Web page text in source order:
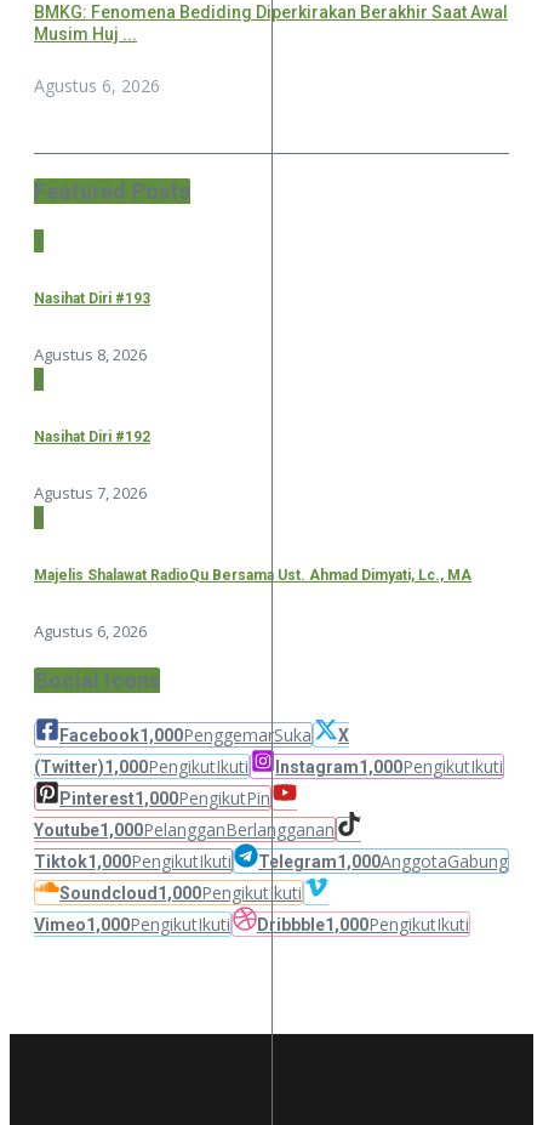
BMKG: Fenomena Bediding Diperkirakan Berakhir Saat Awal
Musim Huj ...
Agustus 6, 2026
Featured Posts
1
Nasihat Diri #193
Agustus 8, 2026
2
Nasihat Diri #192
Agustus 7, 2026
3
Majelis Shalawat RadioQu Bersama Ust. Ahmad Dimyati, Lc., MA
Agustus 6, 2026
Social Icons
Facebook1,000PenggemarSuka
X
(Twitter)1,000PengikutIkuti Instagram1,000PengikutIkuti
Pinterest1,000PengikutPin
Youtube1,000PelangganBerlangganan
Tiktok1,000PengikutIkuti Telegram1,000AnggotaGabung
Soundcloud 1,000PengikutIkuti
Vimeo1,000PengikutIkuti Dribbble1,000PengikutIkuti